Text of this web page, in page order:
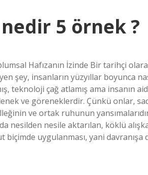
5 örnek ?
Hafızanın İzinde Bir tarihçi
şey, insanların yüzyıllar boyunca
teknoloji çağ atlamış ama insanın
ve göreneklerdir. Çünkü onlar,
ve ortak ruhunun
nesilden nesile aktarılan, köklü
uygulanması, yani davranışa